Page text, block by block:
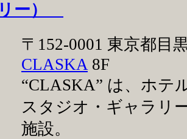
リー）
〒152-0001 東京都目
CLASKA8F
“CLASKA” は、ホテ
スタジオ・ギャラリ
施設。